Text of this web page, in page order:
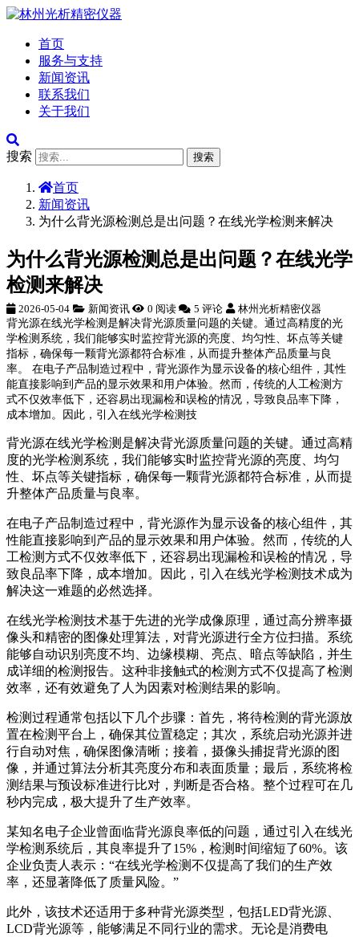
首页
服务与支持
新闻资讯
联系我们
关于我们
搜索 搜索
首页
新闻资讯
为什么背光源检测总是出问题？在线光学检测来解决
为什么背光源检测总是出问题？在线光学
检测来解决
2026-05-04 新闻资讯 0 阅读 5 评论 林州光析精密仪器
背光源在线光学检测是解决背光源质量问题的关键。通过高精度的光
学检测系统，我们能够实时监控背光源的亮度、均匀性、坏点等关键
指标，确保每一颗背光源都符合标准，从而提升整体产品质量与良
率。 在电子产品制造过程中，背光源作为显示设备的核心组件，其性
能直接影响到产品的显示效果和用户体验。然而，传统的人工检测方
式不仅效率低下，还容易出现漏检和误检的情况，导致良品率下降，
成本增加。因此，引入在线光学检测技
背光源在线光学检测是解决背光源质量问题的关键。通过高精
度的光学检测系统，我们能够实时监控背光源的亮度、均匀
性、坏点等关键指标，确保每一颗背光源都符合标准，从而提
升整体产品质量与良率。
在电子产品制造过程中，背光源作为显示设备的核心组件，其
性能直接影响到产品的显示效果和用户体验。然而，传统的人
工检测方式不仅效率低下，还容易出现漏检和误检的情况，导
致良品率下降，成本增加。因此，引入在线光学检测技术成为
解决这一难题的必然选择。
在线光学检测技术基于先进的光学成像原理，通过高分辨率摄
像头和精密的图像处理算法，对背光源进行全方位扫描。系统
能够自动识别亮度不均、边缘模糊、亮点、暗点等缺陷，并生
成详细的检测报告。这种非接触式的检测方式不仅提高了检测
效率，还有效避免了人为因素对检测结果的影响。
检测过程通常包括以下几个步骤：首先，将待检测的背光源放
置在检测平台上，确保其位置稳定；其次，系统启动光源并进
行自动对焦，确保图像清晰；接着，摄像头捕捉背光源的图
像，并通过算法分析其亮度分布和表面质量；最后，系统将检
测结果与预设标准进行比对，判断是否合格。整个过程可在几
秒内完成，极大提升了生产效率。
某知名电子企业曾面临背光源良率低的问题，通过引入在线光
学检测系统后，其良率提升了15%，检测时间缩短了60%。该
企业负责人表示：“在线光学检测不仅提高了我们的生产效
率，还显著降低了质量风险。”
此外，该技术还适用于多种背光源类型，包括LED背光源、
LCD背光源等，能够满足不同行业的需求。无论是消费电